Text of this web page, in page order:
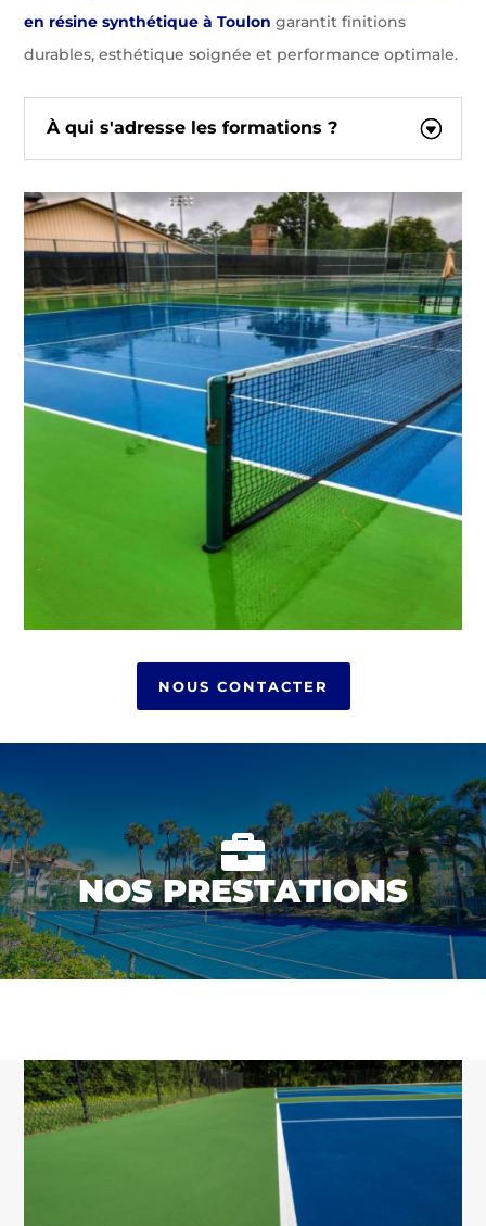
en résine synthétique à Toulon garantit finitions
durables, esthétique soignée et performance optimale.
À qui s'adresse les formations ?
NOUS CONTACTER

NOS PRESTATIONS